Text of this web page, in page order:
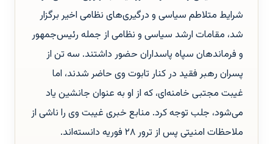
شرایط متلاطم سیاسی و درگیری‌های نظامی اخیر برگزار
شد، مقامات ارشد سیاسی و نظامی از جمله رئیس‌جمهور
و فرماندهان سپاه پاسداران حضور داشتند. سه تن از
پسران رهبر فقید در کنار تابوت وی حاضر شدند، اما
غیبت مجتبی خامنه‌ای، که از او به عنوان جانشین یاد
می‌شود، جلب توجه کرد. منابع خبری غیبت وی را ناشی از
ملاحظات امنیتی پس از ترور ۲۸ فوریه دانسته‌اند.